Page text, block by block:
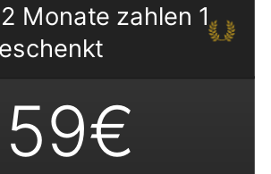
Monate zahlen 1
59€